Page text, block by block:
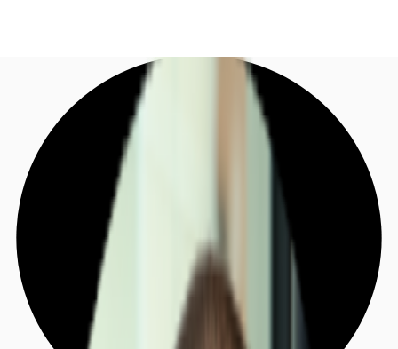
Investieren
Marktinformationen
Mehrwert
Coworking
Ihre Ansprechpartner
Favoriten
Jetzt anrufen Kontaktieren Sie uns